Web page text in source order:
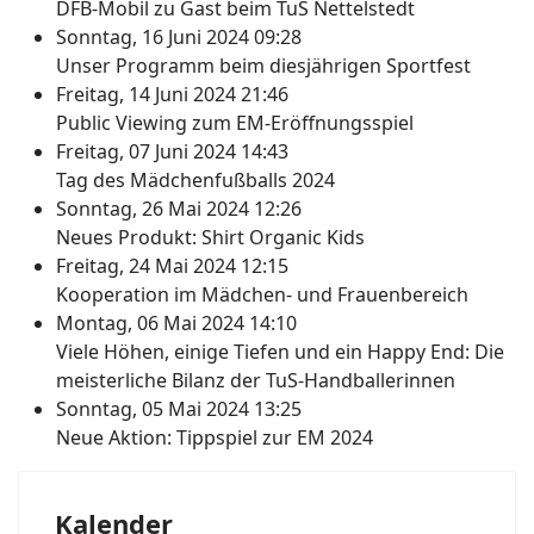
DFB-Mobil zu Gast beim TuS Nettelstedt
Sonntag, 16 Juni 2024 09:28
Unser Programm beim diesjährigen Sportfest
Freitag, 14 Juni 2024 21:46
Public Viewing zum EM-Eröffnungsspiel
Freitag, 07 Juni 2024 14:43
Tag des Mädchenfußballs 2024
Sonntag, 26 Mai 2024 12:26
Neues Produkt: Shirt Organic Kids
Freitag, 24 Mai 2024 12:15
Kooperation im Mädchen- und Frauenbereich
Montag, 06 Mai 2024 14:10
Viele Höhen, einige Tiefen und ein Happy End: Die
meisterliche Bilanz der TuS-Handballerinnen
Sonntag, 05 Mai 2024 13:25
Neue Aktion: Tippspiel zur EM 2024
Kalender